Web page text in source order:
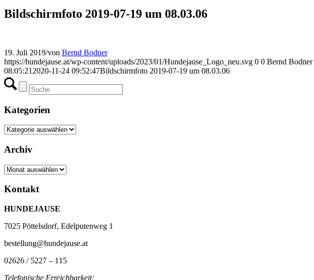
Bildschirmfoto 2019-07-19 um 08.03.06
19. Juli 2019/von Bernd Bodner
https://hundejause.at/wp-content/uploads/2023/01/Hundejause_Logo_neu.svg 0 0 Bernd Bodner
08:05:21 2020-11-24 09:52:47Bildschirmfoto 2019-07-19 um 08.03.06
Kategorien
Kategorien
Archiv
Archiv
Kontakt
HUNDEJAUSE
7025 Pöttelsdorf, Edelputenweg 1
bestellung@hundejause.at
02626 / 5227 – 115
Telefonische Erreichbarkeit: